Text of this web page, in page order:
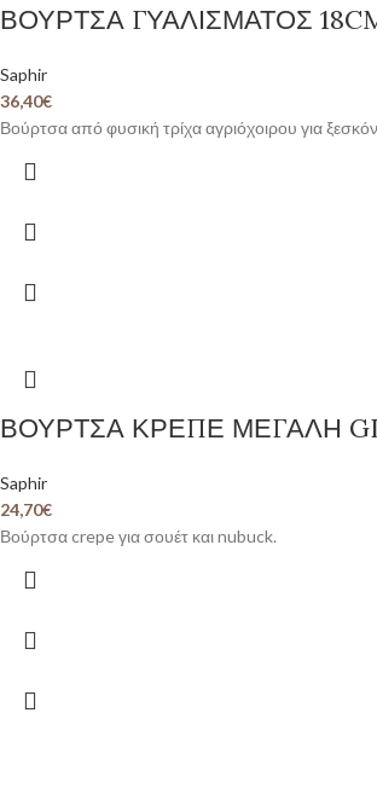
ΒΟΥΡΤΣΑ ΓΥΑΛΙΣΜΑΤΟΣ
Saphir
36,40€
Βούρτσα από φυσική τρίχα αγριόχοιρου για
ΒΟΥΡΤΣΑ ΚΡΕΠΕ ΜΕΓΑΛΗ GL
Saphir
24,70€
Βούρτσα crepe για σουέτ και nubuck.